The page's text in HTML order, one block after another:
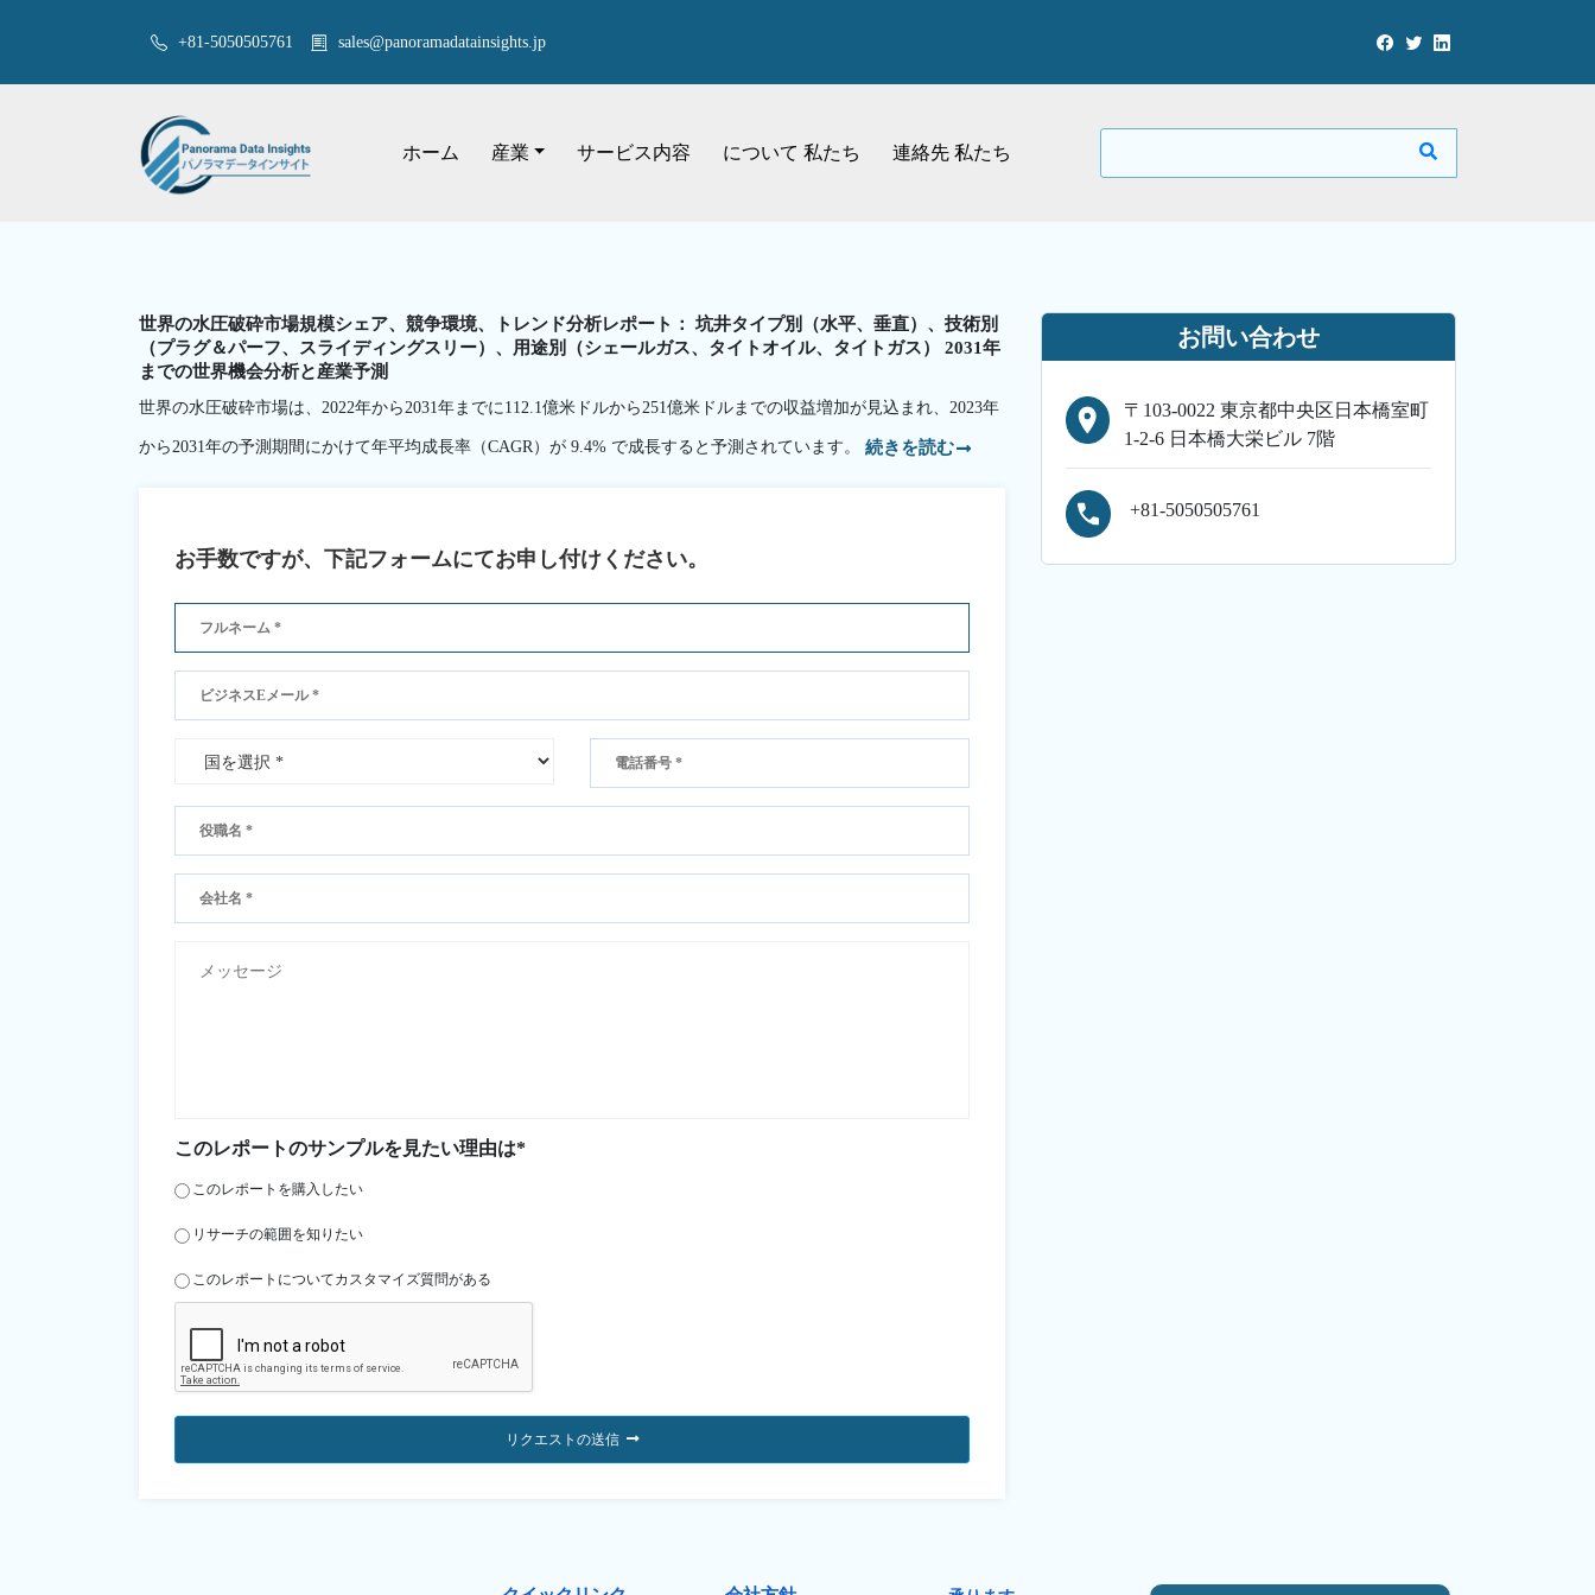
+81-5050505761 sales@panoramadatainsights.jp
ホーム 産業 サービス内容 について 私たち 連絡先 私たち
世界の水圧破砕市場規模シェア、競争環境、トレンド分析レポート： 坑井タイプ別（水平、垂直）、技術別
（プラグ＆パーフ、スライディングスリー）、用途別（シェールガス、タイトオイル、タイトガス） 2031年
までの世界機会分析と産業予測
世界の水圧破砕市場は、2022年から2031年までに112.1億米ドルから251億米ドルまでの収益増加が見込まれ、2023年
から2031年の予測期間にかけて年平均成長率（CAGR）が 9.4% で成長すると予測されています。 続きを読む
お手数ですが、下記フォームにてお申し付けください。
このレポートのサンプルを見たい理由は*
このレポートを購入したい
リサーチの範囲を知りたい
このレポートについてカスタマイズ質問がある
リクエストの送信
お問い合わせ
〒103-0022 東京都中央区日本橋室町
1-2-6 日本橋大栄ビル 7階
+81-5050505761